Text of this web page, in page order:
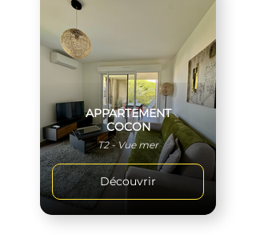
APPARTEMENT
COCON
T2 - Vue mer
Découvrir